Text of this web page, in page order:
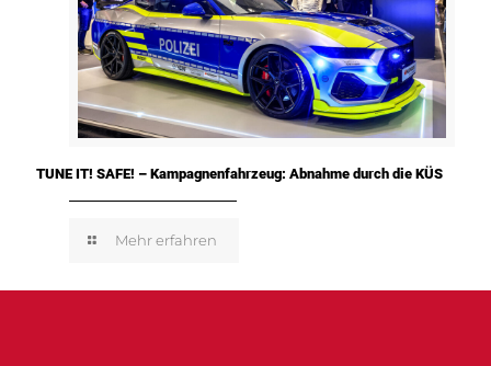
TUNE IT! SAFE! – Kampagnenfahrzeug: Abnahme durch die KÜS
Mehr erfahren